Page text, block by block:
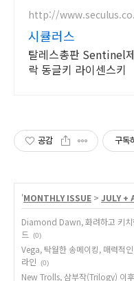
http://
시큘러스
탈레스총판 Sentinel
락 동글키 라이센스키
공감 구독
'MONTHLY ISSUE > JULY +
Diamond Dawn, 화려하고 키
드
(0)
Vega, 탁월한 송메이킹, 매력적
라인
(0)
New Trolls, 삼부작(Trilogy) 이